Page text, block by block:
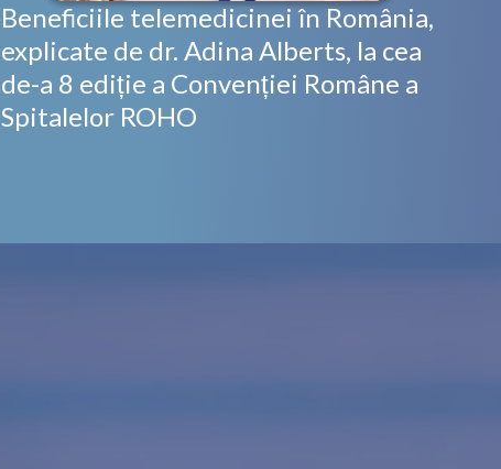
Beneficiile telemedicinei în România,
explicate de dr. Adina Alberts, la cea
de-a 8 ediție a Convenției Române a
Spitalelor ROHO